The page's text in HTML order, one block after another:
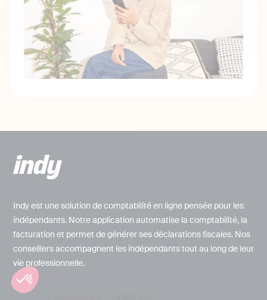
Indy est une solution de comptabilité en ligne pensée pour les
indépendants. Notre application automatise la comptabilité, la
facturation et permet de générer ses déclarations fiscales. Nos
conseillers accompagnent les indépendants tout au long de leur
vie professionnelle.